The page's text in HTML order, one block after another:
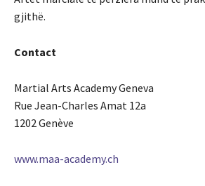
gjithë.
Contact
Martial Arts Academy Geneva
Rue Jean-Charles Amat 12a
1202 Genève
www.maa-academy.ch